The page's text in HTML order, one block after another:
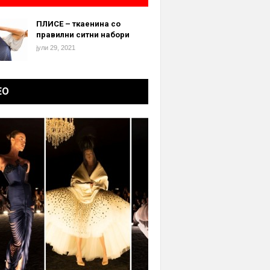
ПЛИСЕ – ткаенина со
правилни ситни набори
јули 29, 2021